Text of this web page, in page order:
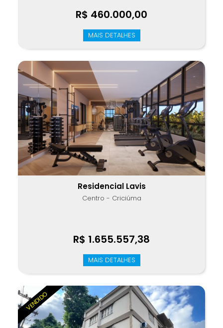
R$ 460.000,00
MAIS DETALHES
Residencial Lavis
Centro - Criciúma
R$ 1.655.557,38
MAIS DETALHES
VENDIDO